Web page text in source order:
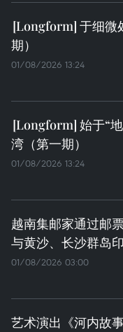
于细微
期）
01/08/2026 13:24
始于“
湾（第一期）
01/08/2026 13:24
越南集邮家通过邮
与黄沙、长沙群岛
01/08/2026 03:00
艺术演出《河内故